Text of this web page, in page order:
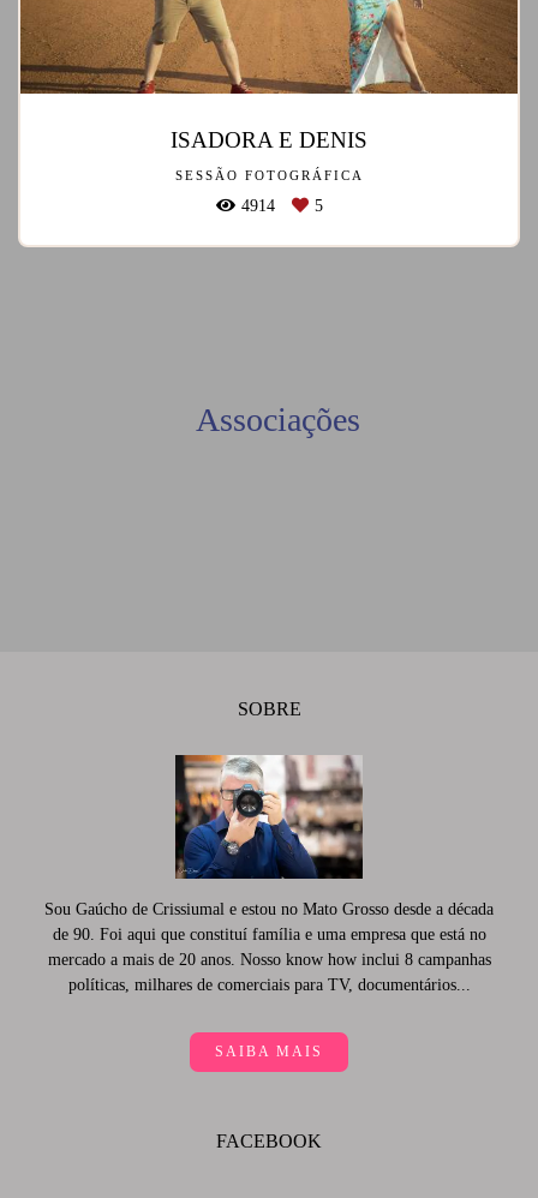
ISADORA E DENIS
SESSÃO FOTOGRÁFICA
4914 5
Associações
SOBRE
Sou Gaúcho de Crissiumal e estou no Mato Grosso desde a década
de 90. Foi aqui que constituí família e uma empresa que está no
mercado a mais de 20 anos. Nosso know how inclui 8 campanhas
políticas, milhares de comerciais para TV, documentários...
SAIBA MAIS
FACEBOOK